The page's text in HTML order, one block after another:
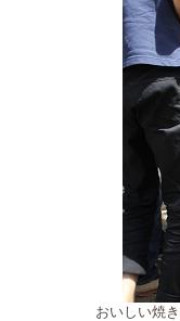
おいしい焼